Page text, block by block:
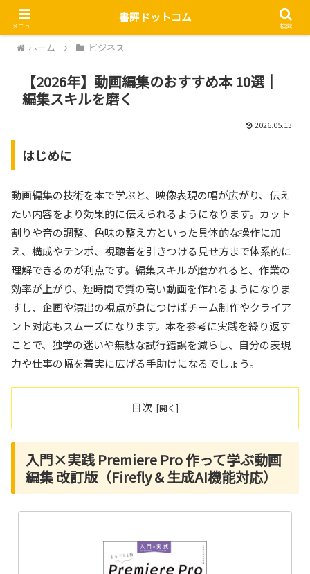
ホーム ビジネス
【2026年】動画編集のおすすめ本 10選｜
編集スキルを磨く
2026.05.13
はじめに
動画編集の技術を本で学ぶと、映像表現の幅が広がり、伝え
たい内容をより効果的に伝えられるようになります。カット
割りや音の調整、色味の整え方といった具体的な操作に加
え、構成やテンポ、視聴者を引きつける見せ方まで体系的に
理解できるのが利点です。編集スキルが磨かれると、作業の
効率が上がり、短時間で質の高い動画を作れるようになりま
すし、企画や演出の視点が身につけばチーム制作やクライア
ント対応もスムーズになります。本を参考に実践を繰り返す
ことで、独学の迷いや無駄な試行錯誤を減らし、自分の表現
力や仕事の幅を着実に広げる手助けになるでしょう。
目次
入門×実践 Premiere Pro 作って学ぶ動画
編集 改訂版（Firefly & 生成AI機能対応）
メニュー
書評ドットコム
検索